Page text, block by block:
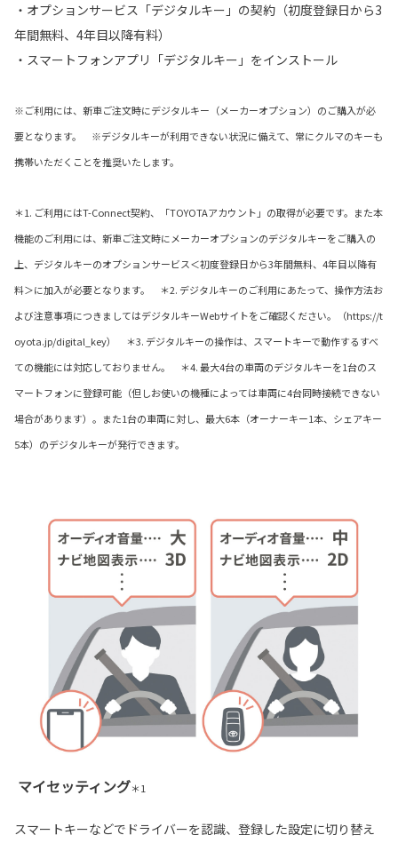
・オプションサービス「デジタルキー」の契約（初度登録日から3
年間無料、4年目以降有料）
・スマートフォンアプリ「デジタルキー」をインストール
※ご利用には、新車ご注文時にデジタルキー（メーカーオプション）のご購入が必
要となります。 ※デジタルキーが利用できない状況に備えて、常にクルマのキーも
携帯いただくことを推奨いたします。
＊1. ご利用にはT-Connect契約、「TOYOTAアカウント」の取得が必要です。また本
機能のご利用には、新車ご注文時にメーカーオプションのデジタルキーをご購入の
上、デジタルキーのオプションサービス＜初度登録日から3年間無料、4年目以降有
料＞に加入が必要となります。 ＊2. デジタルキーのご利用にあたって、操作方法お
よび注意事項につきましてはデジタルキーWebサイトをご確認ください。（https://t
oyota.jp/digital_key） ＊3. デジタルキーの操作は、スマートキーで動作するすべ
ての機能には対応しておりません。 ＊4. 最大4台の車両のデジタルキーを1台のス
マートフォンに登録可能（但しお使いの機種によっては車両に4台同時接続できない
場合があります）。また1台の車両に対し、最大6本（オーナーキー1本、シェアキー
5本）のデジタルキーが発行できます。
マイセッティング＊1
スマートキーなどでドライバーを認識、登録した設定に切り替え